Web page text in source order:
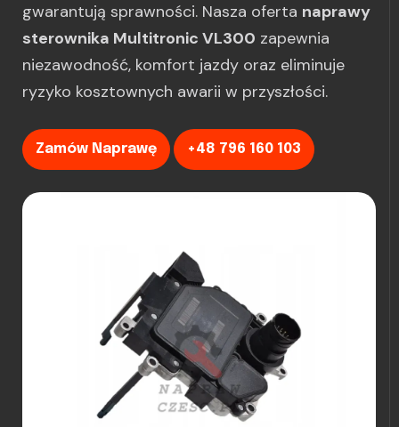
gwarantują sprawności. Nasza oferta naprawy
sterownika Multitronic VL300 zapewnia
niezawodność, komfort jazdy oraz eliminuje
ryzyko kosztownych awarii w przyszłości.
Zamów Naprawę +48 796 160 103